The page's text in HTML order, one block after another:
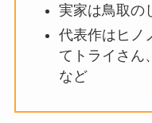
実家は鳥取の
代表作はヒノ
てトライさん
など